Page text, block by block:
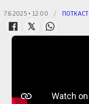
7.6.2025 • 12:00 / ПОТКАСТ